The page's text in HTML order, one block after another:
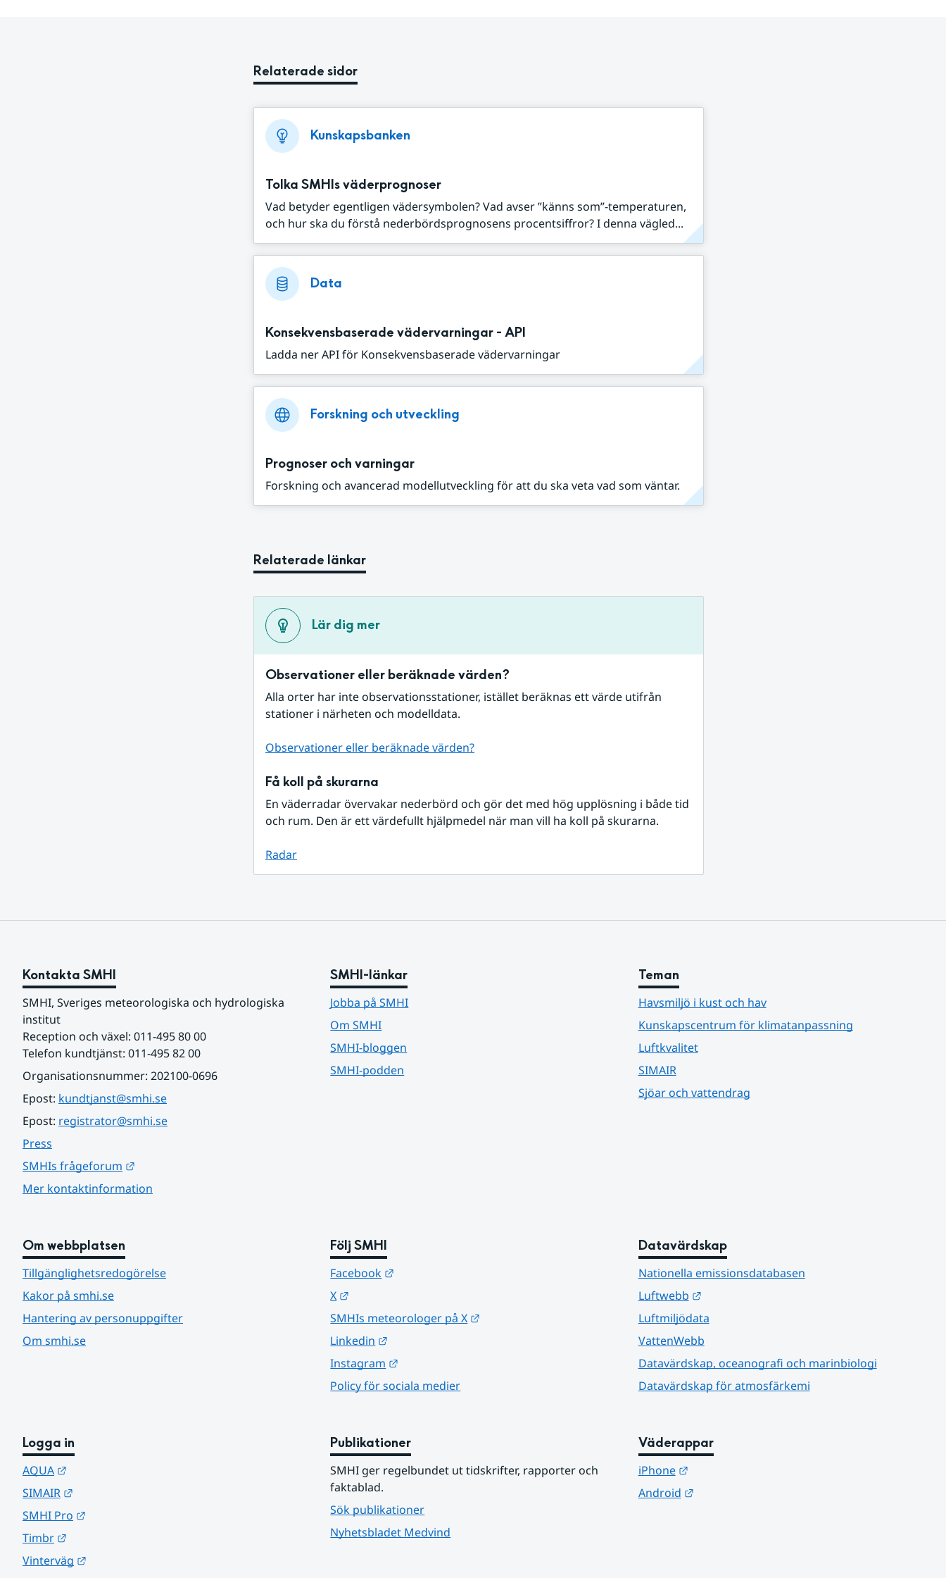
Relaterade sidor
Kunskapsbanken
Tolka SMHIs väderprognoser
Vad betyder egentligen vädersymbolen? Vad avser ”känns som”-temperaturen,
och hur ska du förstå nederbördsprognosens procentsiffror? I denna vägled...
Data
Konsekvensbaserade vädervarningar - API
Ladda ner API för Konsekvensbaserade vädervarningar
Forskning och utveckling
Prognoser och varningar
Forskning och avancerad modellutveckling för att du ska veta vad som väntar.
Relaterade länkar
Lär dig mer
Observationer eller beräknade värden?
Alla orter har inte observationsstationer, istället beräknas ett värde utifrån
stationer i närheten och modelldata.
Observationer eller beräknade värden?
Få koll på skurarna
En väderradar övervakar nederbörd och gör det med hög upplösning i både tid
och rum. Den är ett värdefullt hjälpmedel när man vill ha koll på skurarna.
Radar
Kontakta SMHI
SMHI, Sveriges meteorologiska och hydrologiska
institut
Reception och växel: 011-495 80 00
Telefon kundtjänst: 011-495 82 00
Organisationsnummer: 202100-0696
Epost: kundtjanst@smhi.se
Epost: registrator@smhi.se
Press
SMHIs frågeforum
Mer kontaktinformation
SMHI-länkar
Jobba på SMHI
Om SMHI
SMHI-bloggen
SMHI-podden
Teman
Havsmiljö i kust och hav
Kunskapscentrum för klimatanpassning
Luftkvalitet
SIMAIR
Sjöar och vattendrag
Om webbplatsen
Tillgänglighetsredogörelse
Kakor på smhi.se
Hantering av personuppgifter
Om smhi.se
Följ SMHI
Facebook
X
SMHIs meteorologer på X
Linkedin
Instagram
Policy för sociala medier
Datavärdskap
Nationella emissionsdatabasen
Luftwebb
Länk till annan webbplats.
Luftmiljödata
VattenWebb
Datavärdskap, oceanografi och marinbiologi
Datavärdskap för atmosfärkemi
Logga in
AQUA
SIMAIR
SMHI Pro
Timbr
Vinterväg
Publikationer
SMHI ger regelbundet ut tidskrifter, rapporter och
faktablad.
Sök publikationer
Nyhetsbladet Medvind
Väderappar
iPhone
Länk till annan webbplats.
Android
Länk till annan webbplats.